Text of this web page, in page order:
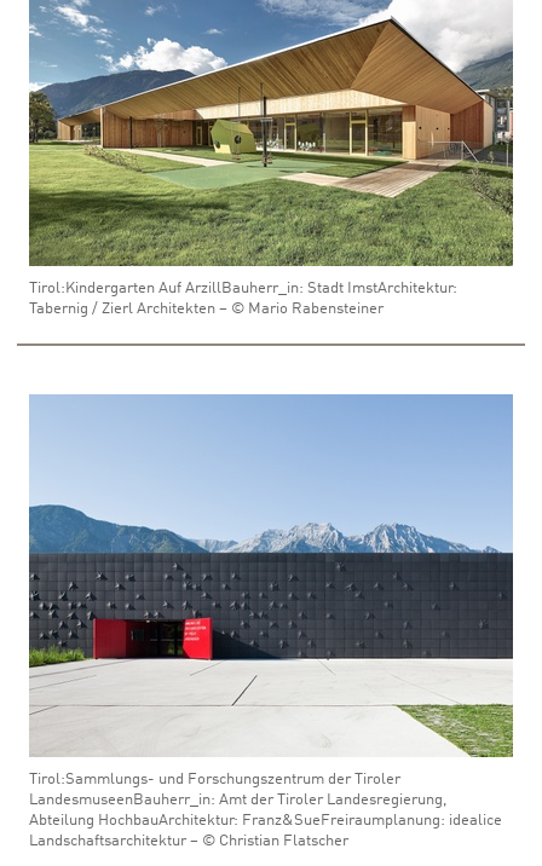
Tirol:Kindergarten Auf ArzillBauherr_in: Stadt ImstArchitektur:
Tabernig / Zierl Architekten – © Mario Rabensteiner
Tirol:Sammlungs- und Forschungszentrum der Tiroler
LandesmuseenBauherr_in: Amt der Tiroler Landesregierung,
Abteilung HochbauArchitektur: Franz&SueFreiraumplanung: idealice
Landschaftsarchitektur – © Christian Flatscher